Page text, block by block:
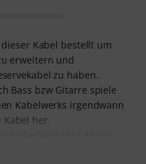
Kabel bestellt um
erweitern und
zu haben.
Bass bzw Gitarre spiele
Kabelwerks irgendwann
Kabel her.